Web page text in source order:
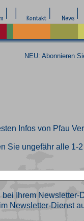
NEU: Abonnieren
Infos von Pfau
Sie ungefähr alle 1-
Ihrem Newsletter-
Newsletter-Dienst